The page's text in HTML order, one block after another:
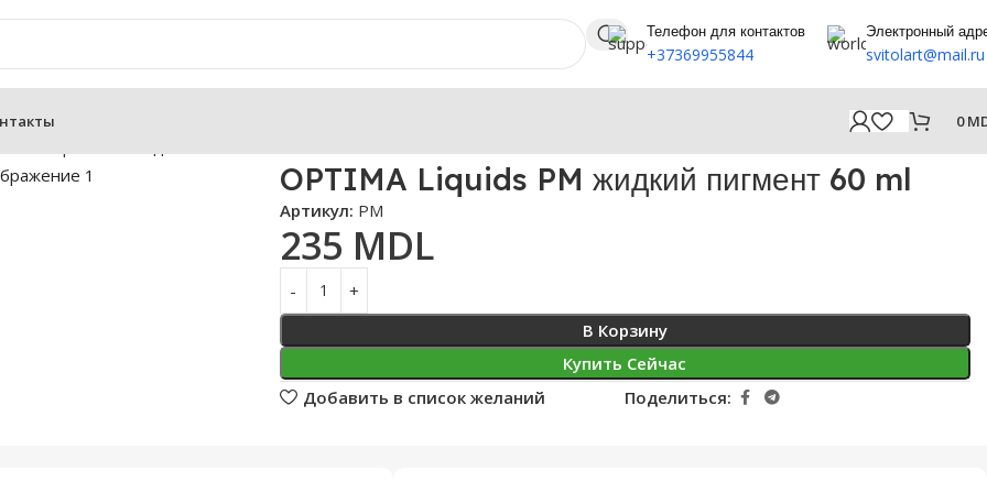
Телефон для контактов
+37369955844
Электронный
svitolart@mail.ru
0
OPTIMA Liquids PM жидкий пигмент 60 ml
Артикул: PM
235 MDL
В Корзину
Купить Сейчас
Добавить в список желаний
Поделиться: